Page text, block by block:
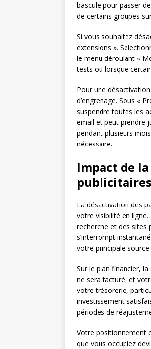
bascule pour passer
de certains groupes
Si vous souhaitez
extensions ».
le menu déroulant «
tests ou lorsque
Pour une
d’engrenage. Sous «
suspendre toutes les
email et peut prendre
pendant plusieurs
nécessaire.
Impact de
publicitaires
La désactivation des
votre visibilité en
recherche et des sites
s’interrompt
votre principale source
Sur le plan financier,
ne sera facturé, et
votre trésorerie,
investissement
périodes de
Votre positionnement
que vous occupiez